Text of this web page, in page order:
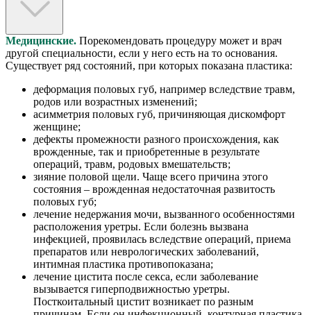
Медицинские. Порекомендовать процедуру может и врач
другой специальности, если у него есть на то основания.
Существует ряд состояний, при которых показана пластика:
деформация половых губ, например вследствие травм,
родов или возрастных изменений;
асимметрия половых губ, причиняющая дискомфорт
женщине;
дефекты промежности разного происхождения, как
врожденные, так и приобретенные в результате
операций, травм, родовых вмешательств;
зияние половой щели. Чаще всего причина этого
состояния – врожденная недостаточная развитость
половых губ;
лечение недержания мочи, вызванного особенностями
расположения уретры. Если болезнь вызвана
инфекцией, проявилась вследствие операций, приема
препаратов или неврологических заболеваний,
интимная пластика противопоказана;
лечение цистита после секса, если заболевание
вызывается гиперподвижностью уретры.
Посткоитальный цистит возникает по разным